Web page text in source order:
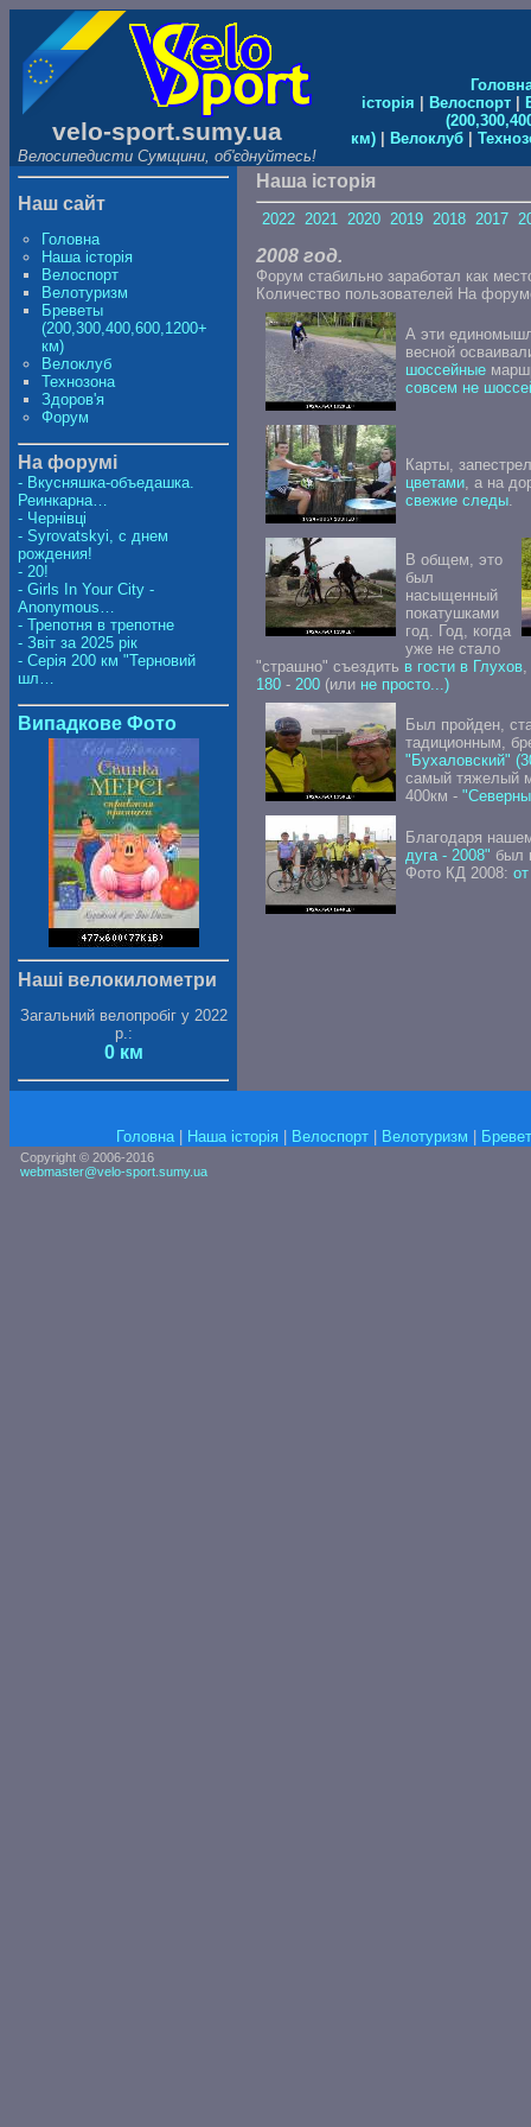
velo-sport.sumy.ua
Велосипедисти Сумщини, об'єднуйтесь!
історія
Велоспорт|
км)
Велоклуб
Наш сайт
Головна
Наша історія
Велоспорт
Велотуризм
Бреветы
(200,300,400,600,1200+
км)
Велоклуб
Технозона
Здоров'я
Форум
На форумі
- Вкусняшка-объедашка.
Реинкарна…
- Чернівці
- Syrovatskyi, с днем
рождения!
- 20!
- Girls In Your City -
Anonymous…
- Трепотня в трепотне
- Звіт за 2025 рік
- Серія 200 км "Терновий
шл…
Випадкове Фото
Наші велокилометри
Загальний велопробіг у 2022
р.:
0 км
Наша історія
2022 2021 2020 2019 2018 2017
2008 год.
Форум стабильно заработал как
Количество пользователей На
А эти
весной
шоссейные
совсем не
Карты,
цветами, а на
свежие следы.
В общем, это
был
насыщенный
покатушками
год. Год, когда
уже не стало
"страшно" съездить в гости в Глухов,
180- 200(или не просто...)
Был пройден,
тадиционным,
"Бухаловский"
самый тяжелый
400км -
Благодаря
дуга - 2008" был
Фото КД 2008:
Головна| Наша історія Велоспорт| Велотуризм
Copyright © 2006-2016
webmaster@velo-sport.sumy.ua